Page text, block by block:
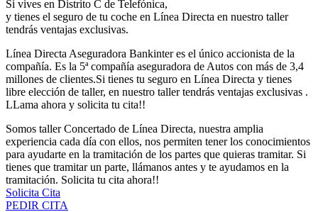
Si vives en Distrito C de Telefónica,
y tienes el seguro de tu coche en Línea Directa en nuestro taller
tendrás ventajas exclusivas.
Línea Directa Aseguradora Bankinter es el único accionista de la
compañía. Es la 5ª compañía aseguradora de Autos con más de 3,4
millones de clientes.Si tienes tu seguro en Línea Directa y tienes
libre elección de taller, en nuestro taller tendrás ventajas exclusivas .
LLama ahora y solicita tu cita!!
Somos taller Concertado de Línea Directa, nuestra amplia
experiencia cada día con ellos, nos permiten tener los conocimientos
para ayudarte en la tramitación de los partes que quieras tramitar. Si
tienes que tramitar un parte, llámanos antes y te ayudamos en la
tramitación. Solicita tu cita ahora!!
Solicita Cita
PEDIR CITA